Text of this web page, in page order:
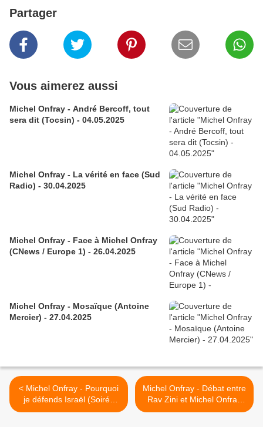
Partager
Vous aimerez aussi
Michel Onfray - André Bercoff, tout
sera dit (Tocsin) - 04.05.2025
Michel Onfray - La vérité en face (Sud
Radio) - 30.04.2025
Michel Onfray - Face à Michel Onfray
(CNews / Europe 1) - 26.04.2025
Michel Onfray - Mosaïque (Antoine
Mercier) - 27.04.2025
< Michel Onfray - Pourquoi
je défends Israël (Soirée
Mosaïque) - 09.12.2024
Michel Onfray - Débat entre
Rav Zini et Michel Onfray
(Soirée Mosaïque) -